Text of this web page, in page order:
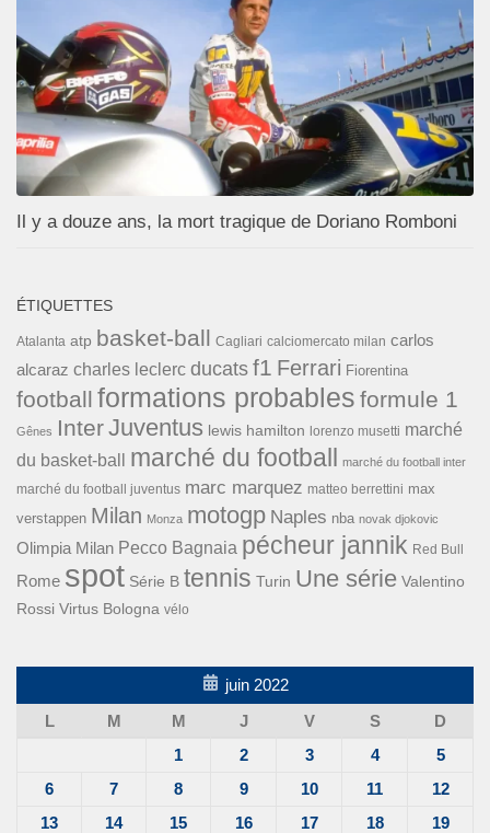
Il y a douze ans, la mort tragique de Doriano Romboni
ÉTIQUETTES
Atalanta atp basket-ball Cagliari calciomercato milan carlos
alcaraz charles leclerc ducats f1 Ferrari Fiorentina
football formations probables formule 1
Gênes InterJuventus lewis hamilton lorenzo musetti marché
du basket-ball
marché du football marché du football inter
marché du football juventus marc marquez matteo berrettini max
verstappen Milan Monza motogp Naples nba novak djokovic
Olimpia Milan Pecco Bagnaia pécheur jannik Red Bull
Rome spot Série B tennis Turin Une série Valentino
Rossi Virtus Bologna vélo
juin 2022
L
M M J V S
D
1
2 3 4
5
6
7 8 9 10 11
12
13
14 15 16 17 18 19